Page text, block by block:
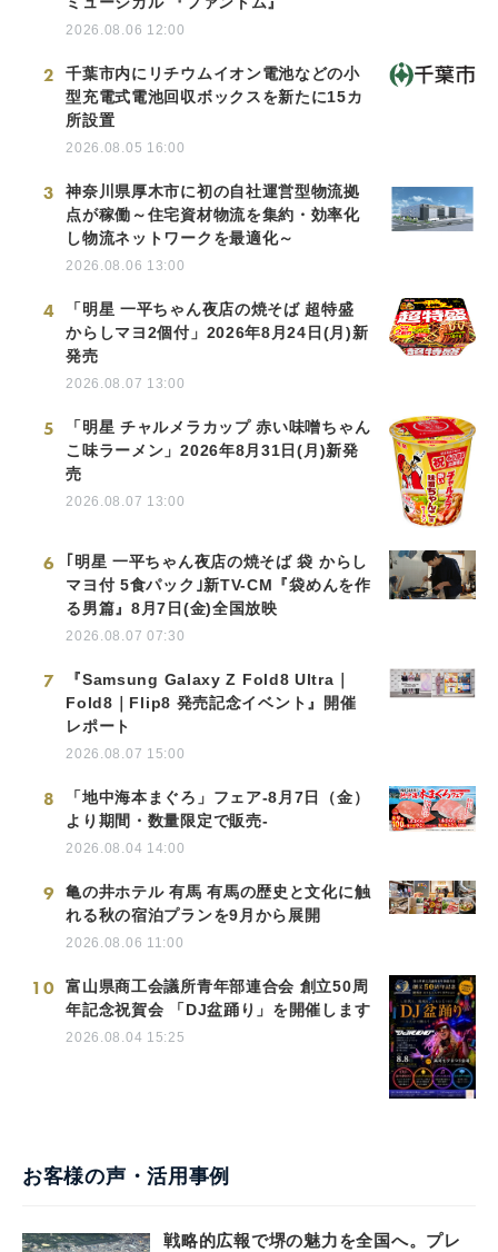
2026.08.06 12:00
2
千葉市内にリチウムイオン電池などの小
型充電式電池回収ボックスを新たに15カ
所設置
2026.08.05 16:00
3
神奈川県厚木市に初の自社運営型物流拠
点が稼働～住宅資材物流を集約・効率化
し物流ネットワークを最適化～
2026.08.06 13:00
4
「明星 一平ちゃん夜店の焼そば 超特盛
からしマヨ2個付」2026年8月24日(月)新
発売
2026.08.07 13:00
5
「明星 チャルメラカップ 赤い味噌ちゃん
こ味ラーメン」2026年8月31日(月)新発
売
2026.08.07 13:00
6
｢明星 一平ちゃん夜店の焼そば 袋 からし
マヨ付 5食パック｣新TV-CM『袋めんを作
る男篇』8月7日(金)全国放映
2026.08.07 07:30
7
『Samsung Galaxy Z Fold8 Ultra｜
Fold8｜Flip8 発売記念イベント』開催
レポート
2026.08.07 15:00
8
「地中海本まぐろ」フェア-8月7日（金）
より期間・数量限定で販売-
2026.08.04 14:00
9
亀の井ホテル 有馬 有馬の歴史と文化に触
れる秋の宿泊プランを9月から展開
2026.08.06 11:00
10
富山県商工会議所青年部連合会 創立50周
年記念祝賀会 「DJ盆踊り」を開催します
2026.08.04 15:25
お客様の声・活用事例
戦略的広報で堺の魅力を全国へ。プレ